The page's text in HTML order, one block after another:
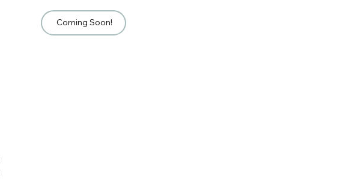
Coming Soon!